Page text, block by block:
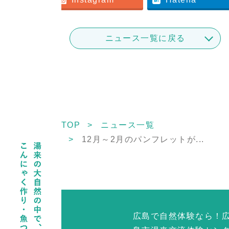
ニュース一覧に戻る
TOP
ニュース一覧
12月～2月のパンフレットが...
広島で自然体験なら！